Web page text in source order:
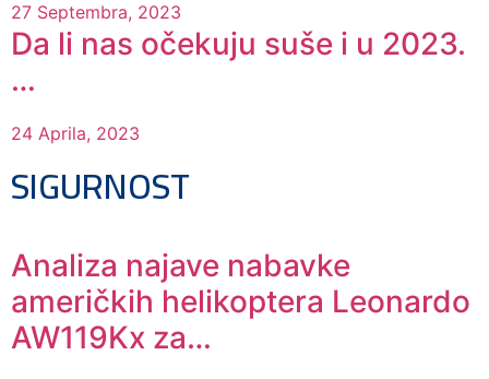
27 Septembra, 2023
Da li nas očekuju suše i u 2023.
…
24 Aprila, 2023
SIGURNOST
Analiza najave nabavke
američkih helikoptera Leonardo
AW119Kx za…